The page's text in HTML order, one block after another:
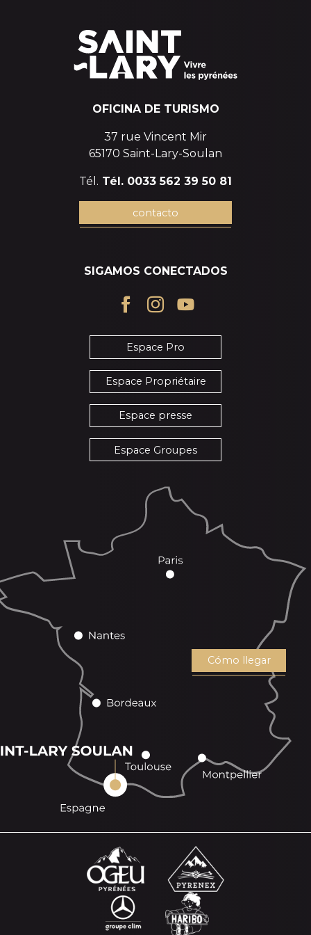
OFICINA DE TURISMO
37 rue Vincent Mir
65170 Saint-Lary-Soulan
Tél. Tél. 0033 562 39 50 81
contacto
SIGAMOS CONECTADOS
Espace Pro
Espace Propriétaire
Espace presse
Espace Groupes
Cómo llegar